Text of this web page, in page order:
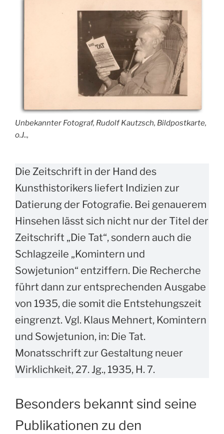
Unbekannter Fotograf, Rudolf Kautzsch, Bildpostkarte,
o.J..,
Die Zeitschrift in der Hand des
Kunsthistorikers liefert Indizien zur
Datierung der Fotografie. Bei genauerem
Hinsehen lässt sich nicht nur der Titel der
Zeitschrift „Die Tat“, sondern auch die
Schlagzeile „Komintern und
Sowjetunion“ entziffern. Die Recherche
führt dann zur entsprechenden Ausgabe
von 1935, die somit die Entstehungszeit
eingrenzt. Vgl. Klaus Mehnert, Komintern
und Sowjetunion, in: Die Tat.
Monatsschrift zur Gestaltung neuer
Wirklichkeit, 27. Jg., 1935, H. 7.
Besonders bekannt sind seine
Publikationen zu den